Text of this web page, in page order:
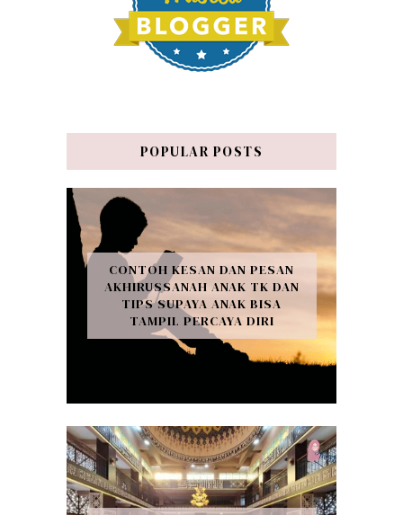
POPULAR POSTS
CONTOH KESAN DAN PESAN
AKHIRUSSANAH ANAK TK DAN
TIPS SUPAYA ANAK BISA
TAMPIL PERCAYA DIRI